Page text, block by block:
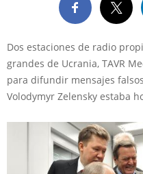
Dos estaciones de radio
grandes de Ucrania, TAVR
para difundir mensajes
Volodymyr Zelensky estaba